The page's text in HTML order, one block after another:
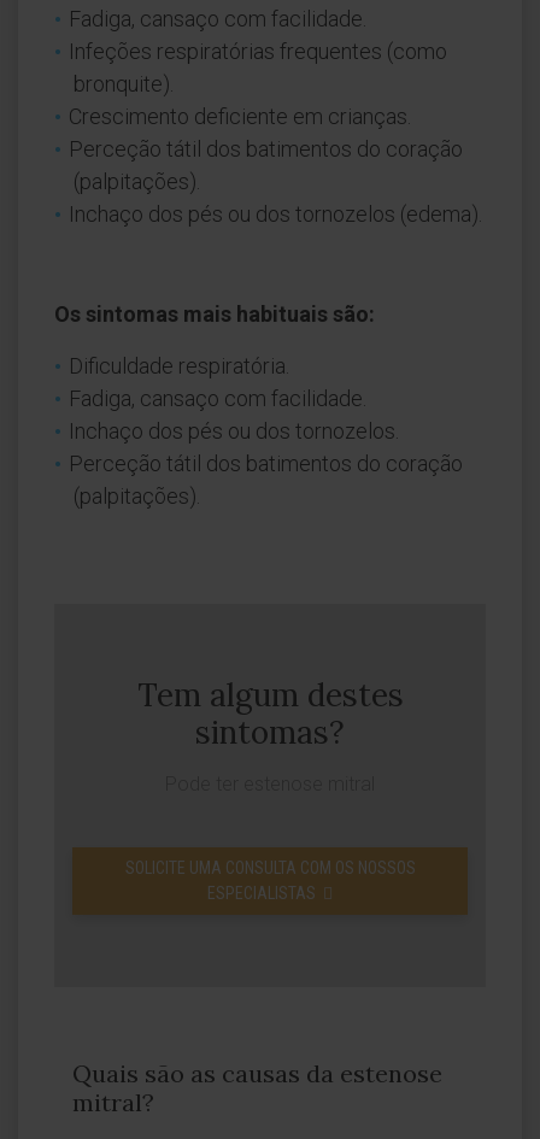
Fadiga, cansaço com facilidade.
Infeções respiratórias frequentes (como
bronquite).
Crescimento deficiente em crianças.
Perceção tátil dos batimentos do coração
(palpitações).
Inchaço dos pés ou dos tornozelos (edema).
Os sintomas mais habituais são:
Dificuldade respiratória.
Fadiga, cansaço com facilidade.
Inchaço dos pés ou dos tornozelos.
Perceção tátil dos batimentos do coração
(palpitações).
Tem algum destes
sintomas?
SOLICITE UMA CONSULTA COM OS NOSSOS
ESPECIALISTAS
Quais são as causas da estenose
mitral?